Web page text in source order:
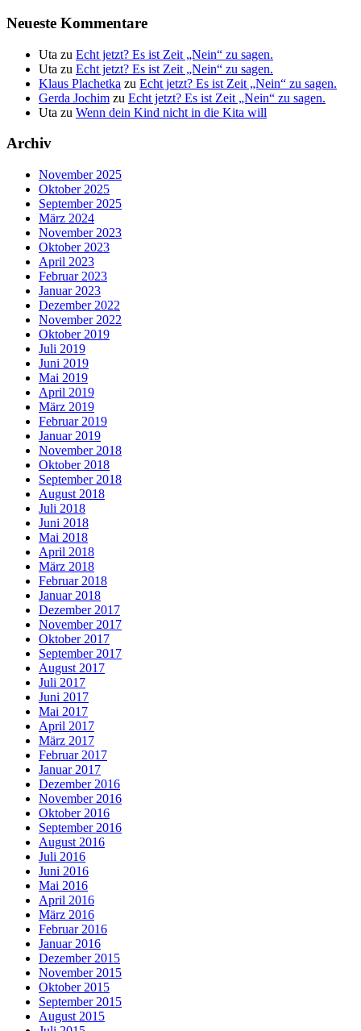
Neueste Kommentare
Uta zu Echt jetzt? Es ist Zeit „Nein“ zu sagen.
Uta zu Echt jetzt? Es ist Zeit „Nein“ zu sagen.
Klaus Plachetka zu Echt jetzt? Es ist Zeit „Nein“ zu sagen.
Gerda Jochim zu Echt jetzt? Es ist Zeit „Nein“ zu sagen.
Uta zu Wenn dein Kind nicht in die Kita will
Archiv
November 2025
Oktober 2025
September 2025
März 2024
November 2023
Oktober 2023
April 2023
Februar 2023
Januar 2023
Dezember 2022
November 2022
Oktober 2019
Juli 2019
Juni 2019
Mai 2019
April 2019
März 2019
Februar 2019
Januar 2019
November 2018
Oktober 2018
September 2018
August 2018
Juli 2018
Juni 2018
Mai 2018
April 2018
März 2018
Februar 2018
Januar 2018
Dezember 2017
November 2017
Oktober 2017
September 2017
August 2017
Juli 2017
Juni 2017
Mai 2017
April 2017
März 2017
Februar 2017
Januar 2017
Dezember 2016
November 2016
Oktober 2016
September 2016
August 2016
Juli 2016
Juni 2016
Mai 2016
April 2016
März 2016
Februar 2016
Januar 2016
Dezember 2015
November 2015
Oktober 2015
September 2015
August 2015